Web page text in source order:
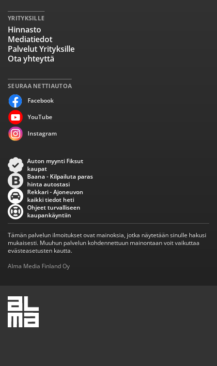
SEURAA NETTIAUTOA
Facebook
YouTube
Instagram
YRITYKSILLE
Hinnasto
Mediatiedot
Palvelut Yrityksille
Ota yhteyttä
Auton myynti Fiksut
kaupat
Baana - Kilpailuta paras
hinta autostasi
Rekkari - Ajoneuvon
kaikki tiedot heti
Ohjeet turvalliseen
kaupankäyntiin
Tämän palvelun ilmoitukset ovat mainoksia, jotka näytetään sinulle hakusi
mukaisesti. Muuhun palvelun kohdennettuun mainontaan voit vaikuttaa
evästeasetusten kautta.
Alma Media Finland Oy